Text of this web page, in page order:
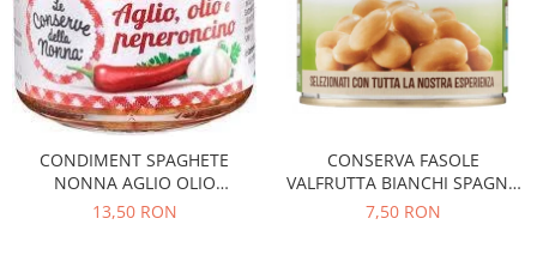
CONDIMENT SPAGHETE
NONNA AGLIO OLIO
PEPERONCINO 90G
13,50 RON
CONSERVA FASOLE
VALFRUTTA BIANCHI SPAGNA
400G
7,50 RON